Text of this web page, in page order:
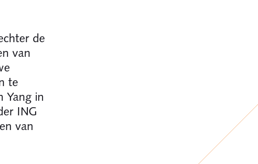
de
van
te
Yang in
ING
van